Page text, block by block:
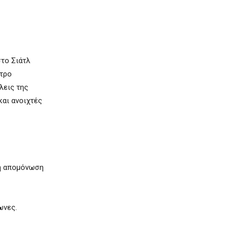
Σιάτλ
της
ανοιχτές
απομόνωση